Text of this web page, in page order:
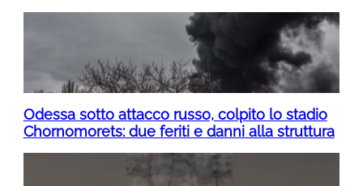
Odessa sotto attacco russo, colpito lo stadio
Chornomorets: due feriti e danni alla struttura